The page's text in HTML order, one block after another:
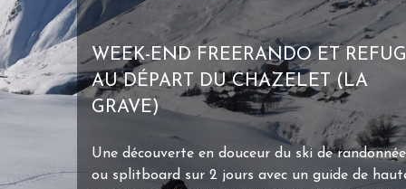
WEEK-END FREERANDO ET
AU DÉPART DU CHAZELET (LA
GRAVE)
Une découverte en douceur du ski de randonnée
ou splitboard sur 2 jours avec un guide de